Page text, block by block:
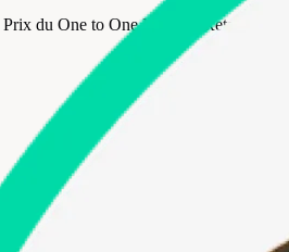
Prix du One to One Monaco Retail